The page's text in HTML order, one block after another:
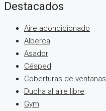
Destacados
Aire acondicionado
Alberca
Asador
Césped
Coberturas de ventanas
Ducha al aire libre
Gym